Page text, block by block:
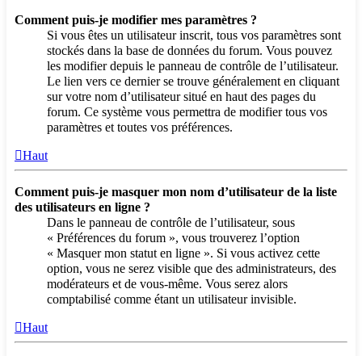
Comment puis-je modifier mes paramètres ?
Si vous êtes un utilisateur inscrit, tous vos paramètres sont
stockés dans la base de données du forum. Vous pouvez
les modifier depuis le panneau de contrôle de l’utilisateur.
Le lien vers ce dernier se trouve généralement en cliquant
sur votre nom d’utilisateur situé en haut des pages du
forum. Ce système vous permettra de modifier tous vos
paramètres et toutes vos préférences.
Haut
Comment puis-je masquer mon nom d’utilisateur de la liste
des utilisateurs en ligne ?
Dans le panneau de contrôle de l’utilisateur, sous
« Préférences du forum », vous trouverez l’option
« Masquer mon statut en ligne ». Si vous activez cette
option, vous ne serez visible que des administrateurs, des
modérateurs et de vous-même. Vous serez alors
comptabilisé comme étant un utilisateur invisible.
Haut